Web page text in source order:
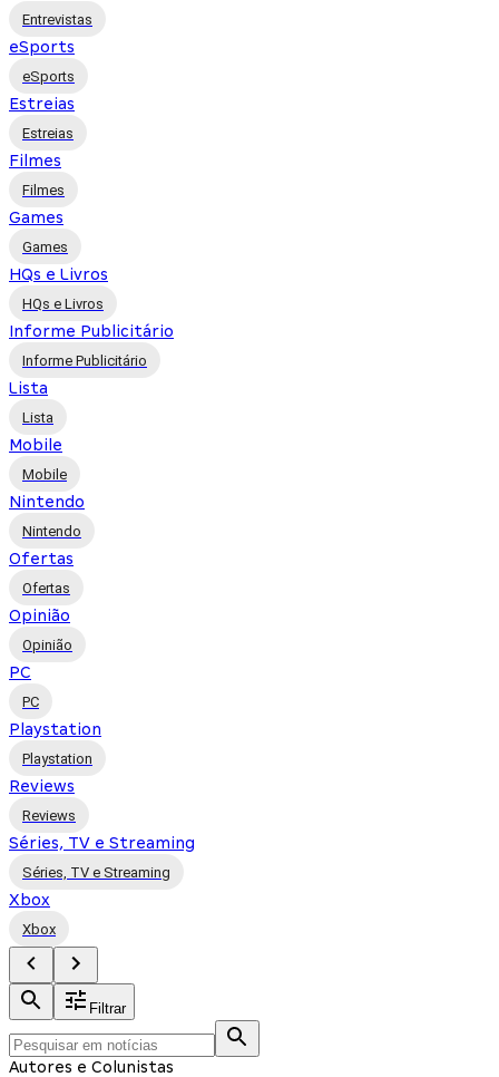
Entrevistas
eSports
eSports
Estreias
Estreias
Filmes
Filmes
Games
Games
HQs e Livros
HQs e Livros
Informe Publicitário
Informe Publicitário
Lista
Lista
Mobile
Mobile
Nintendo
Nintendo
Ofertas
Ofertas
Opinião
Opinião
PC
PC
Playstation
Playstation
Reviews
Reviews
Séries, TV e Streaming
Séries, TV e Streaming
Xbox
Xbox
Filtrar
Autores e Colunistas